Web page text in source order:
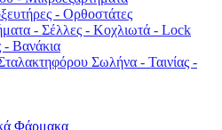
- Ορθοστάτες
- Σέλλες - Κοχλιωτά - Lock
- Βανάκια
Σωλήνα - Ταινίας -
Φάρμακα